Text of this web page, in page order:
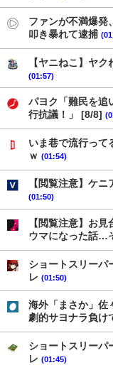
ファンが不満爆発
叩き暴れて逮捕
【ヤニねこ】ヤ
(01:57)
パヨク「難民を追
行抗議！」 [8/8]
いま巷で流行って
ｗ (01:54)
【閲覧注意】ケ
(01:50)
【閲覧注意】お
ウマになった話…
ショートスリーパ
レ (01:50)
海外「まさか」佐
劇的サヨナラ負け
ショートスリーパ
レ (01:45)